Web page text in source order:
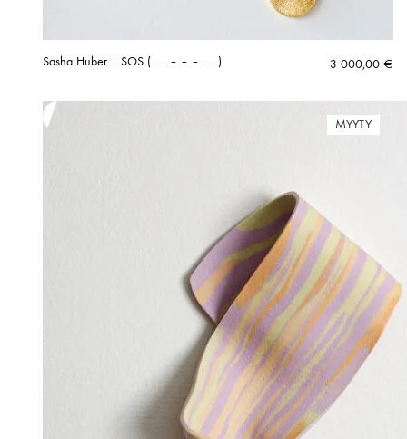
Sasha Huber | SOS (. . . – – – . . .) 3 000,00 €
MYYTY